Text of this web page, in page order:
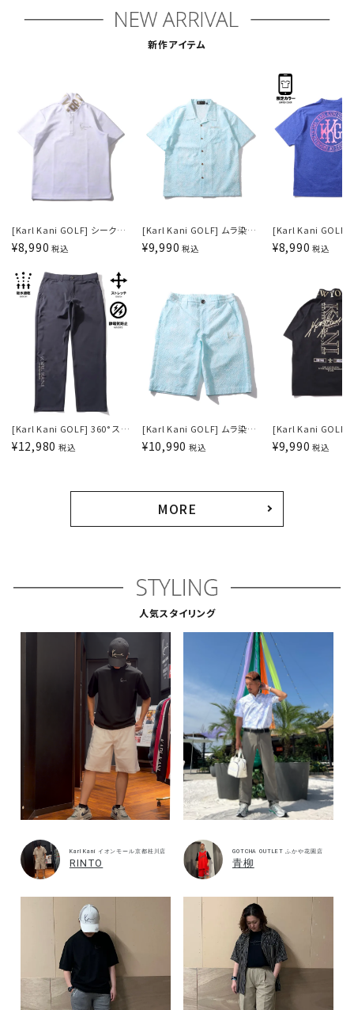
新作アイテム
[Karl Kani GOLF] シークレ
ット パターンポロ
¥8,990 税込
[Karl Kani GOLF] 360° スト
レッチ ベーシックパンツ
¥12,980 税込
[Karl Kani GOLF] ムラ染め
開襟シャツ
¥9,990 税込
[Karl Kani GOLF] ムラ染め
ショーツ
¥10,990 税込
[Karl Kani GOLF]
能 遮熱 グラデロゴ
¥8,990 税込
[Karl Kani GOLF]
能 遮熱 ゴールデン
¥9,990 税込
MORE
人気スタイリング
Karl Kani イオンモール京都桂川店
RINTO
GOTCHA OUTLET ふかや花園店
青柳